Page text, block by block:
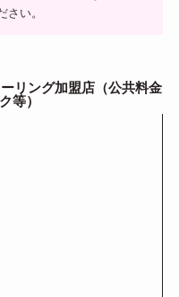
い。
リング加盟店（公共料金
等）